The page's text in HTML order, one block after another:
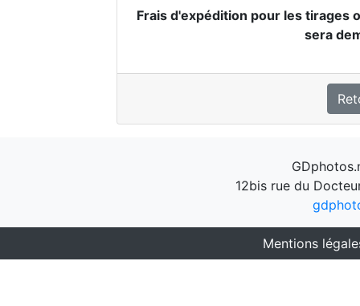
Frais d'expédition pour les tirages
sera
12bis rue du
Mentions